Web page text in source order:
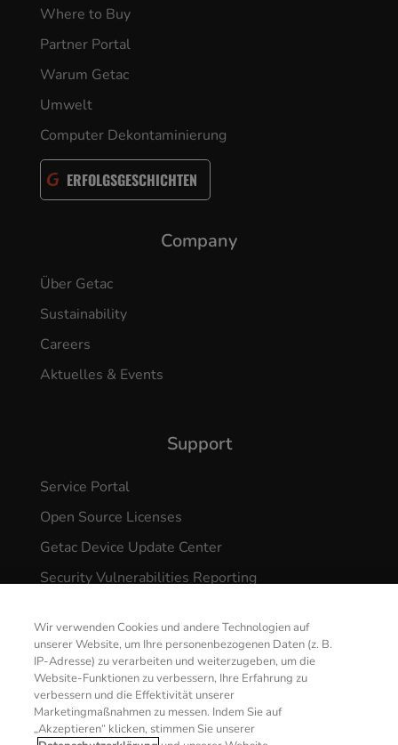
Where to Buy
Partner Portal
Warum Getac
Umwelt
Computer Dekontaminierung
ERFOLGSGESCHICHTEN
Company
Über Getac
Sustainability
Careers
Aktuelles & Events
Support
Service Portal
Open Source Licenses
Getac Device Update Center
Security Vulnerabilities Reporting
© 2026 GETAC. All Rights Reserved.
Wir verwenden Cookies und andere Technologien auf
unserer Website, um Ihre personenbezogenen Daten (z. B.
IP-Adresse) zu verarbeiten und weiterzugeben, um die
Website-Funktionen zu verbessern, Ihre Erfahrung zu
verbessern und die Effektivität unserer
Marketingmaßnahmen zu messen. Indem Sie auf
„Akzeptieren“ klicken, stimmen Sie unserer